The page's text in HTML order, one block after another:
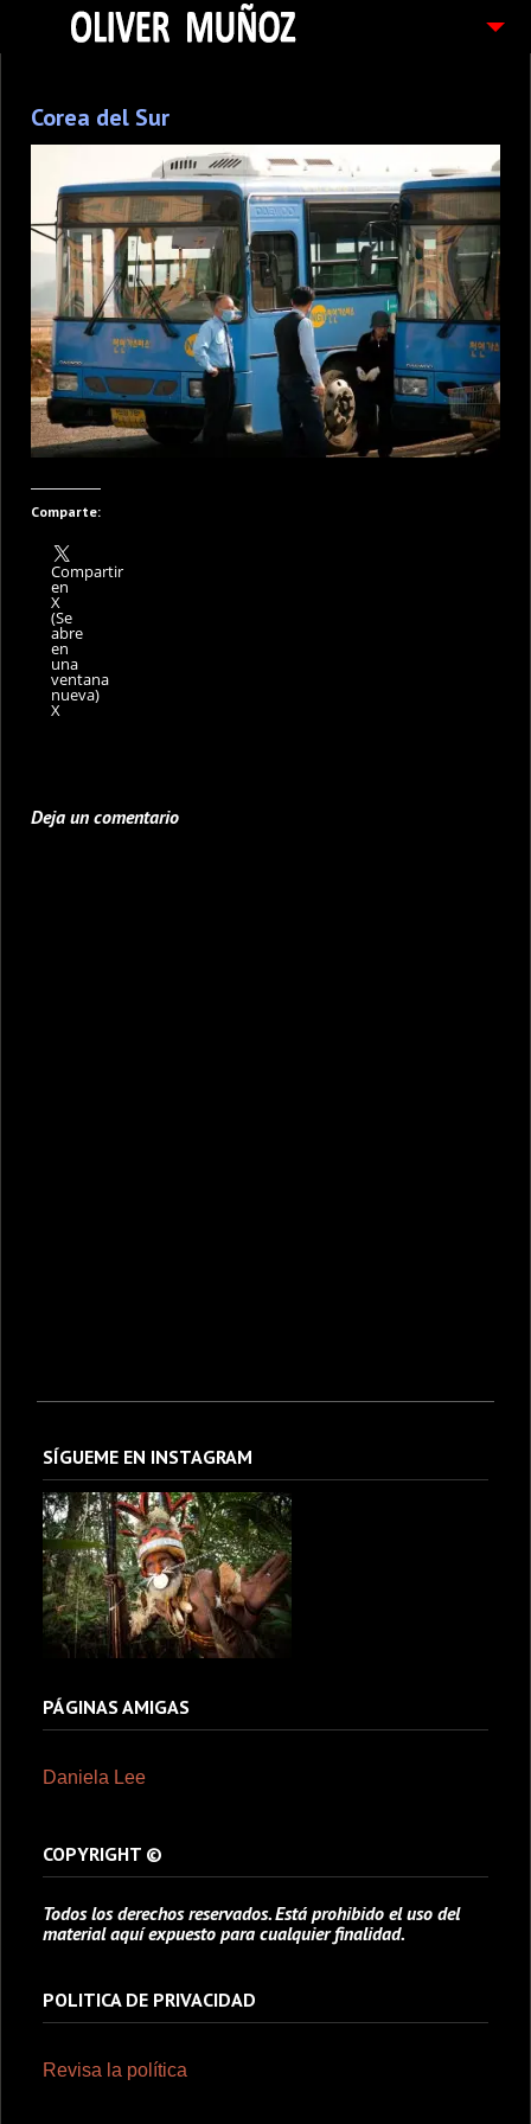
FOTOGRAFIAS
PEDIDOS
Corea del Sur
Comparte:
Compartir
en
X
(Se
abre
en
una
ventana
nueva)
X
Deja un comentario
SÍGUEME EN INSTAGRAM
PÁGINAS AMIGAS
Daniela Lee
COPYRIGHT ©
Todos los derechos reservados. Está prohibido el uso del
material aquí expuesto para cualquier finalidad.
POLITICA DE PRIVACIDAD
Revisa la política